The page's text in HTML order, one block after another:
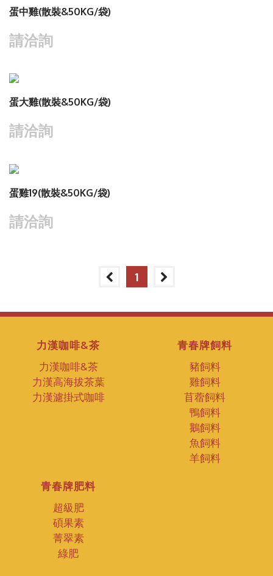
蛋中雞(散裝&50KG/袋)
請洽詢
蛋大雞(散裝&50KG/袋)
請洽詢
蛋雞19(散裝&50KG/袋)
請洽詢
1
力漢咖啡&茶
力漢咖啡&茶
力漢高海拔茶葉
力漢濾掛式咖啡
青春牌飼料
豬飼料
雞飼料
苜蓿飼料
鴨飼料
鵝飼料
魚飼料
羊飼料
青春牌肥料
超級肥
碩果素
菁翠素
綠肥